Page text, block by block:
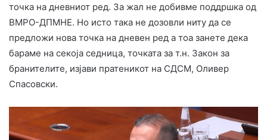
точка на дневниот ред. За жал не добивме поддршка од
ВМРО-ДПМНЕ. Но исто така не дозовли ниту да се
предложи нова точка на дневен ред а тоа занете дека
бараме на секоја седница, точката за т.н. Закон за
бранителите, изјави пратеникот на СДСМ, Оливер
Спасовски.